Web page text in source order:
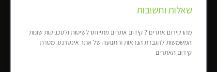
שאלות ותשובות
מהו קידום אתרים ? קידום אתרים מתייחס לשיטות ולטכניקות שונות
המשמשות להגברת הנראות והתנועה של אתר אינטרנט. מטרת
קידום האתרים